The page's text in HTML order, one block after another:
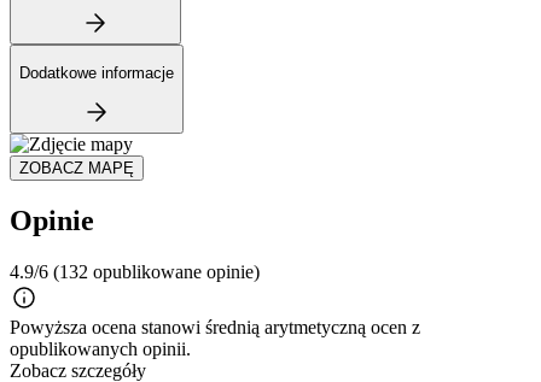
Dodatkowe informacje
ZOBACZ MAPĘ
Opinie
4.9/6 (132 opublikowane opinie)
Powyższa ocena stanowi średnią arytmetyczną ocen z
opublikowanych opinii.
Zobacz szczegóły